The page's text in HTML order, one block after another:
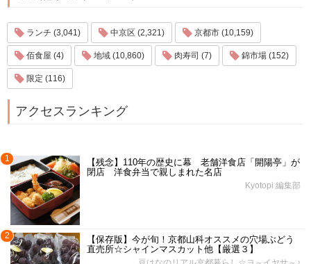
ランチ (3,041) 中京区 (2,321) 京都市 (10,159)
佰食屋 (4) 地域 (10,860) 肉寿司 (7) 錦市場 (152)
限定 (116)
アクセスランキング
1
【残念】110年の歴史に幕 老舗洋食店「開陽亭」が
閉店 洋食弁当で親しまれた名店
Kyotopi 編集部
2
【保存版】今が旬！京都山科オススメの穴場ぶどう
直売所☆シャインマスカット他【厳選３】